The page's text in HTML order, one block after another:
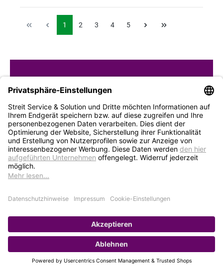
1 2 3 4 5
STREIT Newsletter
Neue Produkte, Blogbeiträge, Eventeinladungen und
vieles mehr
Bleiben Sie auf dem Laufenden und abonnieren Sie
gerne unseren Newsletter: